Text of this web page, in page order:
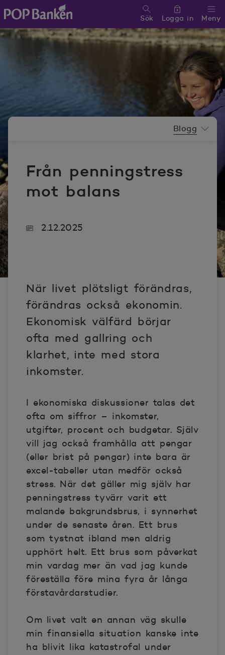
POP banken, till hemsidan
Meny
Sök Logga in
Från penningstress
mot balans
Blogg
2.12.2025
När livet plötsligt förändras,
förändras också ekonomin.
Ekonomisk välfärd börjar
ofta med gallring och
klarhet, inte med stora
inkomster.
I ekonomiska diskussioner talas det
ofta om siffror – inkomster,
utgifter, procent och budgetar. Själv
vill jag också framhålla att pengar
(eller brist på pengar) inte bara är
excel-tabeller utan medför också
stress. När det gäller mig själv har
penningstress tyvärr varit ett
malande bakgrundsbrus, i synnerhet
under de senaste åren. Ett brus
som tystnat ibland men aldrig
upphört helt. Ett brus som påverkat
min vardag mer än vad jag kunde
föreställa före mina fyra år långa
förstavårdarstudier.
Om livet valt en annan väg skulle
min finansiella situation kanske inte
ha blivit lika katastrofal under